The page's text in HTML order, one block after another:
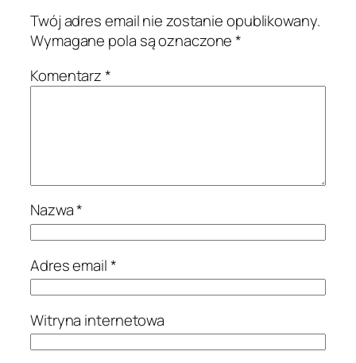
Twój adres email nie zostanie opublikowany.
Wymagane pola są oznaczone*
Komentarz*
Nazwa*
Adres email*
Witryna internetowa